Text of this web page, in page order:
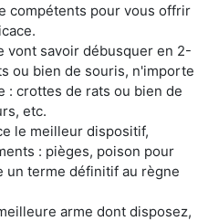
compétents pour vous offrir
vont savoir débusquer en 2-
ou bien de souris, n'importe
: crottes de rats ou bien de
etc.
le meilleur dispositif,
: pièges, poison pour
un terme définitif au règne
arme dont disposez,